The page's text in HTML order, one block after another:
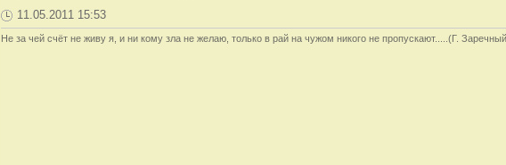
11.05.2011 15:53
Не за чей счёт не живу я, и ни кому зла не желаю, только в рай на чужом никого не пропускают.....(Г.